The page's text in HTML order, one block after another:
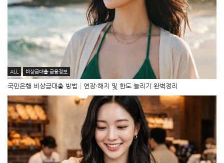
ALL 비상금대출·금융정보
국민은행 비상금대출 방법│연장·해지 및 한도 늘리기 완벽정리